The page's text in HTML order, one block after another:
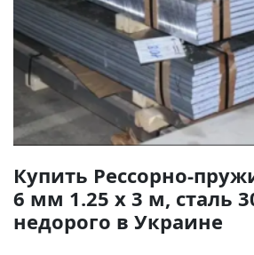
Купить Рессорно-
6 мм 1.25 х 3 м, сталь
недорого в Украине